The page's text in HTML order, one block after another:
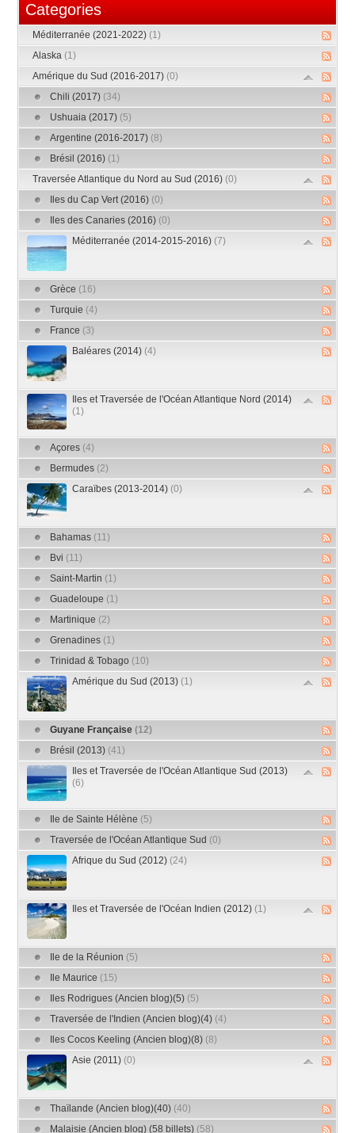
Categories
Méditerranée (2021-2022) (1)
Alaska (1)
Amérique du Sud (2016-2017) (0)
Chili (2017) (34)
Ushuaia (2017) (5)
Argentine (2016-2017) (8)
Brésil (2016) (1)
Traversée Atlantique du Nord au Sud (2016) (0)
Iles du Cap Vert (2016) (0)
Iles des Canaries (2016) (0)
Méditerranée (2014-2015-2016) (7)
Grèce (16)
Turquie (4)
France (3)
Baléares (2014) (4)
Iles et Traversée de l'Océan Atlantique Nord (2014)
(1)
Açores (4)
Bermudes (2)
Caraïbes (2013-2014) (0)
Bahamas (11)
Bvi (11)
Saint-Martin (1)
Guadeloupe (1)
Martinique (2)
Grenadines (1)
Trinidad & Tobago (10)
Amérique du Sud (2013) (1)
Guyane Française(12)
Brésil (2013) (41)
Iles et Traversée de l'Océan Atlantique Sud (2013)
(6)
Ile de Sainte Hélène (5)
Traversée de l'Océan Atlantique Sud (0)
Afrique du Sud (2012) (24)
Iles et Traversée de l'Océan Indien (2012) (1)
Ile de la Réunion (5)
Ile Maurice (15)
Iles Rodrigues (Ancien blog)(5) (5)
Traversée de l'Indien (Ancien blog)(4) (4)
Iles Cocos Keeling (Ancien blog)(8) (8)
Asie (2011) (0)
Thaïlande (Ancien blog)(40) (40)
Malaisie (Ancien blog) (58 billets) (58)